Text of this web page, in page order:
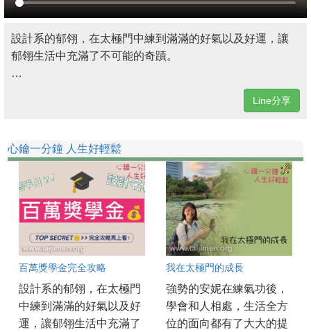
設計系的郁翎，在太極門中練到滿滿的好氣以及好運，讓
郁翎生活中充滿了不可能的奇蹟。
…
Line分享
心鑰一分鐘 人生好輕鬆
百萬獎學金完全攻略
設計系的郁翎，在太極門
中練到滿滿的好氣以及好
運，讓郁翎生活中充滿了
我在太極門的成長
強勢的安妮在練氣功後，
學會和人相處，生活全方
位的面向都有了大大的提